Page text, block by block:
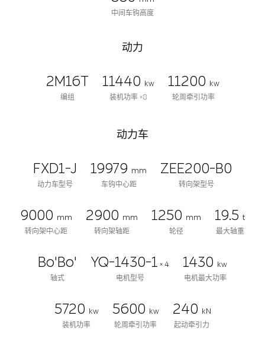
中间车钩高度
动力
2M16T
编组
11440 kw
装机功率 ×8
11200 kw
轮周牵引功率
动力车
FXD1-J
动力车型号
19979 mm
车钩中心距
ZEE200-B0
转向架型号
9000 mm
转向架中心距
2900 mm
转向架轴距
1250 mm
轮径
19.5 t
最大轴重
Bo'Bo'
轴式
YQ-1430-1 × 4
电机型号
1430 kw
电机最大功率
5720 kw
装机功率
5600 kw
轮周牵引功率
240 kN
起动牵引力